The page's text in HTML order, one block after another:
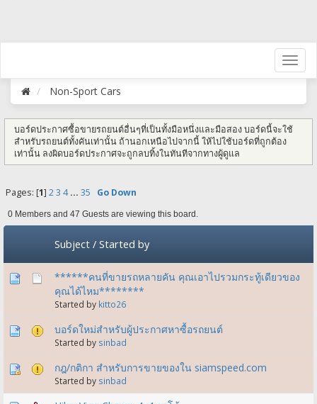
Non-Sport Cars
บอร์ดประกาศซื้อขายรถยนต์อื่นๆที่เป็นทั้งมือหนึ่งและมือสอง บอร์ดนี้จะใช้
สำหรับรถยนต์ทั้งคันเท่านั้น ถ้านอกเหนือไปจากนี้ ให้ไปใช้บอร์ดที่ถูกต้อง
เท่านั้น ลงผิดบอร์ดประกาศจะถูกลบทิ้งในทันทีจากทางผู้ดูแล
Pages: [1] 2 3 4 ... 35 Go Down
0 Members and 47 Guests are viewing this board.
Subject / Started by
******คนที่ขายรถหลายคัน คุณเอาไปรวมกระทู้เดียวของ
คุณได้ไหม********
Started by kitto26
บอร์ดใหม่สำหรับผู้ประกาศหาซื้อรถยนต์
Started by sinbad
กฎ​/กติกา สำหรับการขายของใน siamspeed.com
Started by sinbad